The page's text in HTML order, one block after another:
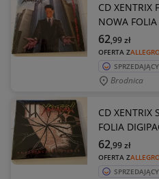
CD
NOWA
OFERTA Z
62,99zł
Brodnica
CD
FOLIA
OFERTA Z
62,99zł